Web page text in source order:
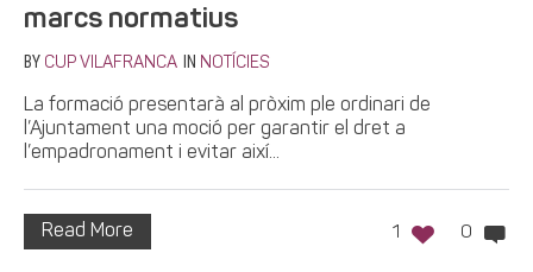
marcs normatius
BY CUP VILAFRANCA IN NOTÍCIES
La formació presentarà al pròxim ple ordinari de
l’Ajuntament una moció per garantir el dret a
l’empadronament i evitar així...
1 0
Read More